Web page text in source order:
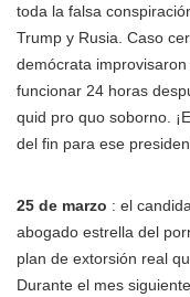
toda la falsa
Trump y Rusia. Caso
demócrata
funcionar 24 horas
quid pro quo soborno.
del fin para ese
25 de marzo : el
abogado estrella del
plan de extorsión real
Durante el mes